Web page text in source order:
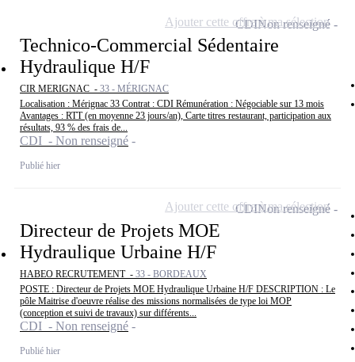
Technico-Commercial Sédentaire
Hydraulique H/F
CIR MERIGNAC - 33 - MÉRIGNAC
Localisation : Mérignac 33 Contrat : CDI Rémunération : Négociable sur 13 mois
Avantages : RTT (en moyenne 23 jours/an), Carte titres restaurant, participation aux
résultats, 93 % des frais de...
CDI - Non renseigné
Publié hier
CDINon renseigné
Ajouter cette offre à ma sélection
Directeur de Projets MOE
Hydraulique Urbaine H/F
HABEO RECRUTEMENT - 33 - BORDEAUX
POSTE : Directeur de Projets MOE Hydraulique Urbaine H/F DESCRIPTION : Le
pôle Maitrise d'oeuvre réalise des missions normalisées de type loi MOP
(conception et suivi de travaux) sur différents...
CDI - Non renseigné
Publié hier
CDINon renseigné
Ajouter cette offre à ma sélection